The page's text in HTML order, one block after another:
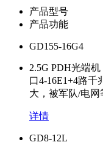
产品型号
产品功能
GD155-16G4
2.5G PDH光端
口4-16E1+4路
大，被军队/电网
详情
GD8-12L